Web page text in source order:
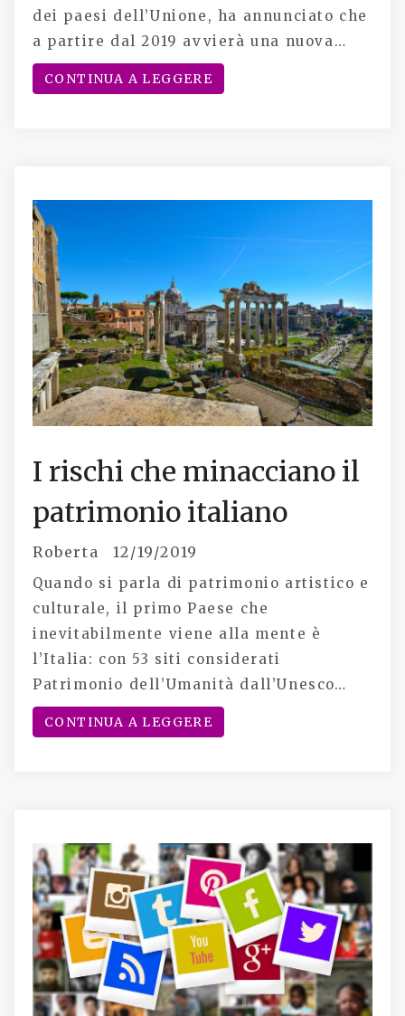
dei paesi dell’Unione, ha annunciato che
a partire dal 2019 avvierà una nuova…
CONTINUA A LEGGERE
I rischi che minacciano il
patrimonio italiano
Roberta 12/19/2019
Quando si parla di patrimonio artistico e
culturale, il primo Paese che
inevitabilmente viene alla mente è
l’Italia: con 53 siti considerati
Patrimonio dell’Umanità dall’Unesco…
CONTINUA A LEGGERE